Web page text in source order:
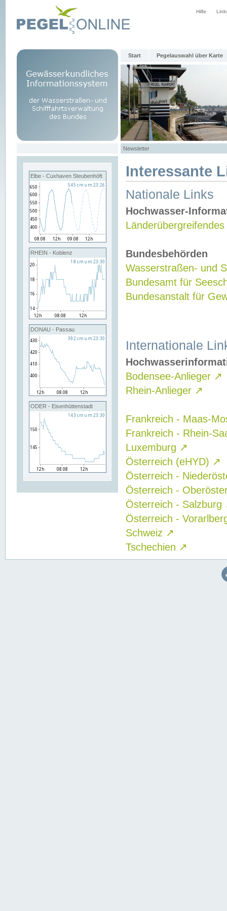
Hilfe
Start Pegelauswahl über Karte
Newsletter
Elbe - Cuxhaven Steubenhöft
RHEIN - Koblenz
DONAU - Passau
ODER - Eisenhüttenstadt
Interessante
Nationale Links
Hochwasser-
Bundesbehörden
Wasserstraßen- und
Bundesamt für
Bundesanstalt für
Internationale
Bodensee-Anlieger ↗
Rhein-Anlieger ↗
Frankreich - Maas-
Frankreich - Rhein-
Luxemburg ↗
Österreich (eHYD) ↗
Österreich -
Österreich -
Österreich - Salzburg
Österreich -
Schweiz ↗
Tschechien ↗